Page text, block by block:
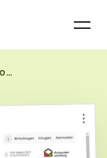
ITALIAANSE LUXE OVERHEMDEN
⋮